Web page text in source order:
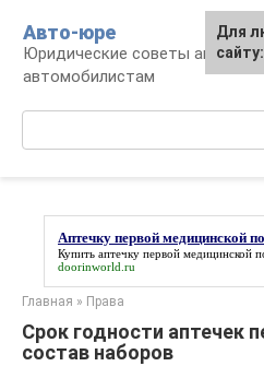
контенту
Авто-юре
Юридические советы
автомобилистам
Аптечку первой медицинской
Купить аптечку первой медицинской
doorinworld.ru
Главная » Права
Срок годности аптечек
состав наборов
Для